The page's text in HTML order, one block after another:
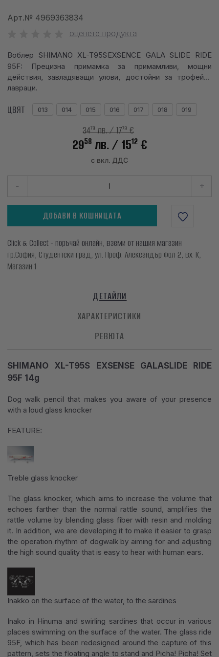
info@waves.bg
Арт.№ 4969363834
оценете продукта
Воблер SHIMANO XL-T95S EXSENCE GALA SLIDE RIDE
95F: Прецизна примамка за примамливи, мощни
действия, завладяващи улови, достойни за трофейни
лавраци.
ЦВЯТ 013 014 015 016 017 018 019
3479лв./ 1779€
2958 лв./ 1512 €
с вкл. ДДС
- +
ДОБАВИ В КОШНИЦАТА
Click & Collect - поръчай онлайн, вземи от нашия магазин
гр.София, Студентски град, ул. Проф. Александър Фол 2, вх. К,
Магазин 1
ДЕТАЙЛИ
ХАРАКТЕРИСТИКИ
РЕВЮТА
SHIMANO XL-T95S EXSENSE GALASLIDE RIDE
95F 14g
Dog walk pencil that makes you aware of your presence
with a loud glass knocker
FEATURE:
Treble glass knocker
The glass knocker, which aims to increase the volume that
echoes farther than the normal rattle sound, amplifies the
rattle volume by blending glass fiber with resin and molding
it. In addition, we are developing it to make it easier to grasp
the operation rhythm of dogwalk by aiming for and adjusting
the high sound quality that is easy to hear with human ears.
Inakko on the surface of the water, to the sardines
Inako in Hinuma and swirling sardines that occur in various
places swimming on the surface of the water. The glass ride
95F, which has been redesigned around the capture of this
pattern, sets the floating angle to stand and Picha! Picha! Set